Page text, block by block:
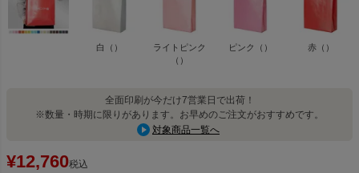
白（）
ライトピンク
（）
ピンク（） 赤（）
全面印刷が今だけ7営業日で出荷！
※数量・時期に限りがあります。お早めのご注文がおすすめです。
対象商品一覧へ
¥12,760税込